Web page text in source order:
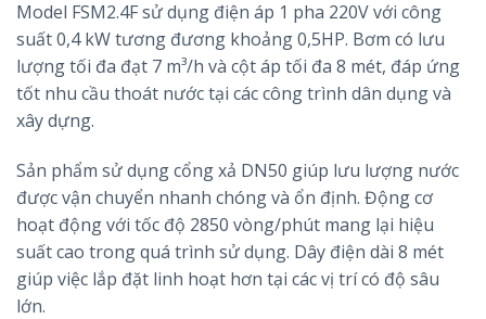
Model FSM2.4F sử dụng điện áp 1 pha 220V với công
suất 0,4 kW tương đương khoảng 0,5HP. Bơm có lưu
lượng tối đa đạt 7 m³/h và cột áp tối đa 8 mét, đáp ứng
tốt nhu cầu thoát nước tại các công trình dân dụng và
xây dựng.
Sản phẩm sử dụng cổng xả DN50 giúp lưu lượng nước
được vận chuyển nhanh chóng và ổn định. Động cơ
hoạt động với tốc độ 2850 vòng/phút mang lại hiệu
suất cao trong quá trình sử dụng. Dây điện dài 8 mét
giúp việc lắp đặt linh hoạt hơn tại các vị trí có độ sâu
lớn.